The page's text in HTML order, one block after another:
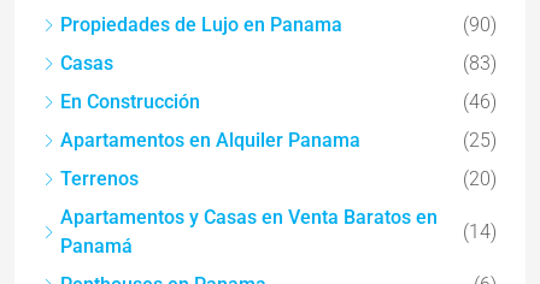
Propiedades de Lujo en Panama
(90)
Casas
(83)
En Construcción
(46)
Apartamentos en Alquiler Panama
(25)
Terrenos
(20)
Apartamentos y Casas en Venta Baratos en
Panamá
(14)